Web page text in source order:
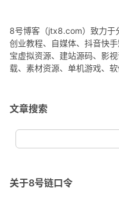
8号博客（jtx8.com）致力于
创业教程、自媒体、抖音快
宝虚拟资源、建站源码、影
载、素材资源、单机游戏、软
文章搜索
关于8号链口令